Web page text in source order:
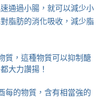
通過小腸，就可以減少小
脂肪的消化吸收，減少脂
質，這種物質可以抑制醣
大力讚揚！
每的物質，含有相當強的